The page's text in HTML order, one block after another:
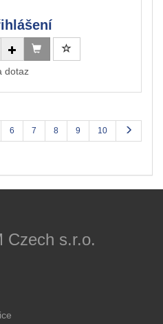
dotaz
6 7 8 9 10
Czech s.r.o.